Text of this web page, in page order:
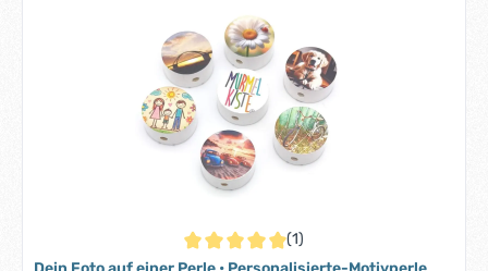
Durchschnittliche Bewertung von 5 von 5
(1)